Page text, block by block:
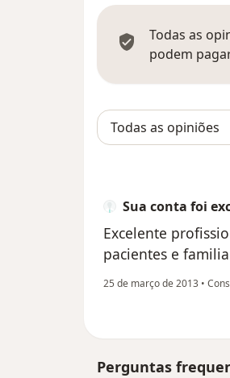
Todas as
podem
Sua conta foi
Excelente
pacientes e
25 de março de 2013 •
Perguntas